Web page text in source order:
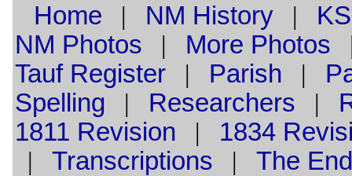
Home | NM History|
NM Photos | More Photos
TaufRegister| Parish |
Spelling | Researchers |
1811 Revision | 1834
| Transcriptions | The End